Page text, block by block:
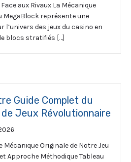
aux Rivaux La Mécanique
MegaBlock représente une
l’univers des jeux du casino en
blocs stratifiés […]
Guide Complet du
Jeux Révolutionnaire
Mécanique Originale de Notre Jeu
Approche Méthodique Tableau